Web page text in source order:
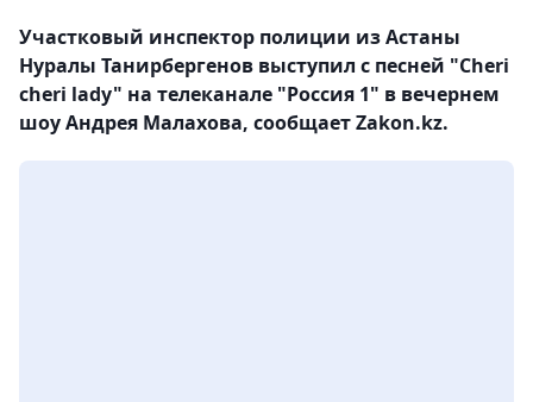
Участковый инспектор полиции из Астаны
Нуралы Танирбергенов выступил с песней "Cheri
cheri lady" на телеканале "Россия 1" в вечернем
шоу Андрея Малахова, сообщает Zakon.kz.